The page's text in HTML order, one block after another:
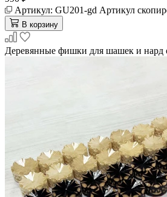
Артикул: GU201-gd Артикул
В корзину
Деревянные фишки для шашек и нард